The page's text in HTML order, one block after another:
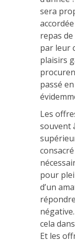
sera
repas
par leur
plaisirs
passé
Les
souvent
pour
d’un
cela
Et les